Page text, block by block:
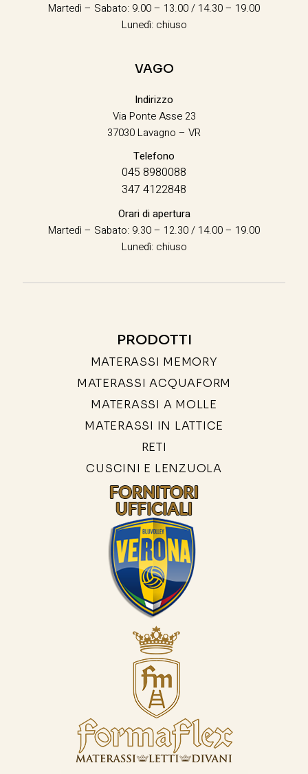
Martedì – Sabato: 9.00 – 13.00 / 14.30 – 19.00
Lunedì: chiuso
VAGO
Indirizzo
Via Ponte Asse 23
37030 Lavagno – VR
Telefono
045 8980088
347 4122848
Orari di apertura
Martedì – Sabato: 9.30 – 12.30 / 14.00 – 19.00
Lunedì: chiuso
PRODOTTI
MATERASSI MEMORY
MATERASSI ACQUAFORM
MATERASSI A MOLLE
MATERASSI IN LATTICE
RETI
CUSCINI E LENZUOLA